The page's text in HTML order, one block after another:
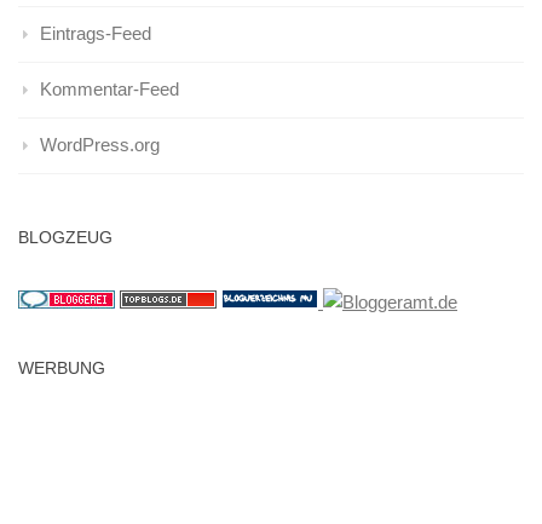
Eintrags-Feed
Kommentar-Feed
WordPress.org
BLOGZEUG
WERBUNG